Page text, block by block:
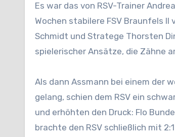
Es war das von RSV-Trainer
Wochen stabilere FSV Braunfels
Schmidt und Stratege Thorsten
spielerischer Ansätze, die Zähne
Als dann Assmann bei einem der
gelang, schien dem RSV ein
und erhöhten den Druck: Flo
brachte den RSV schließlich mit